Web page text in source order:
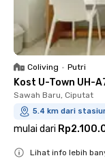
Coliving • Putri
Kost U-Town UH-
Sawah Baru, Ciputat
5.4 km dari
mulai dari
Lihat info lebih